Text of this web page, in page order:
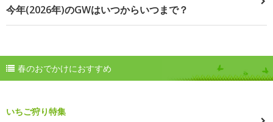
今年(2026年)のGWはいつからいつまで？
春のおでかけにおすすめ
いちご狩り特集